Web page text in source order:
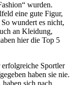
wurden.
eine gute Figur,
wundert es nicht,
an Kleidung,
hier die Top 5
Sportler
haben sie nie.